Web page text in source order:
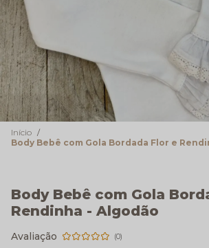
Início
Body Bebê com Gola Bordada Flor e
Body Bebê com Gola
Rendinha - Algodão
(0)